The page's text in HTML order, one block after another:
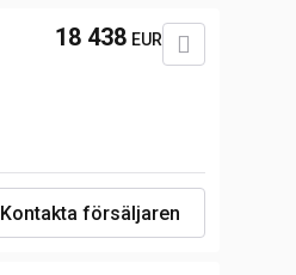
18 438 EUR
Kontakta försäljaren